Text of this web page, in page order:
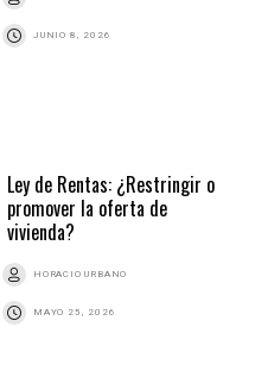
JUNIO 8, 2026
Ley de Rentas: ¿Restringir o
promover la oferta de
vivienda?
HORACIO URBANO
MAYO 25, 2026